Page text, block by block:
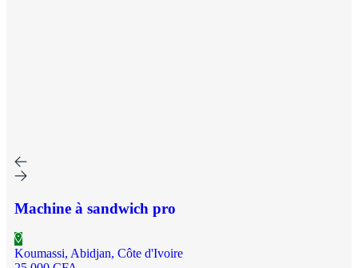
Machine à sandwich pro
Koumassi, Abidjan, Côte d'Ivoire